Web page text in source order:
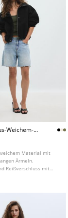
Weichem-
Material mit
Ärmeln.
Reißverschluss mit
Farben